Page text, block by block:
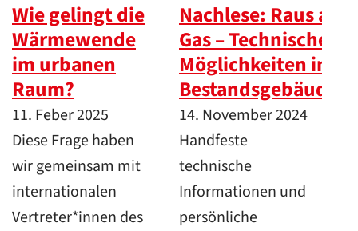
Wie gelingt die
Wärmewende
im urbanen
Raum?
11. Feber 2025
Diese Frage haben
wir gemeinsam mit
internationalen
Vertreter*innen des
Nachlese: Raus aus
Gas – Technische
Möglichkeiten in
Bestandsgebäuden
14. November 2024
Handfeste
technische
Informationen und
persönliche